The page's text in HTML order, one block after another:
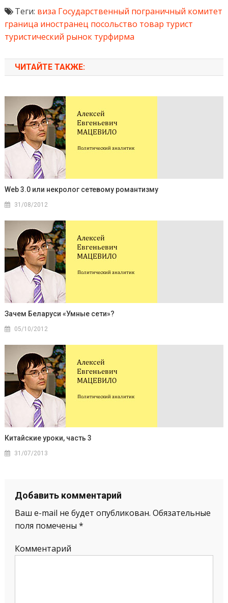
Теги: виза Государственный пограничный комитет
граница иностранец посольство товар турист
туристический рынок турфирма
ЧИТАЙТЕ ТАКЖЕ:
Web 3.0 или некролог сетевому романтизму
31/08/2012
Зачем Беларуси «Умные сети»?
05/10/2012
Китайские уроки, часть 3
31/07/2013
Добавить комментарий
Ваш e-mail не будет опубликован. Обязательные
поля помечены *
Комментарий